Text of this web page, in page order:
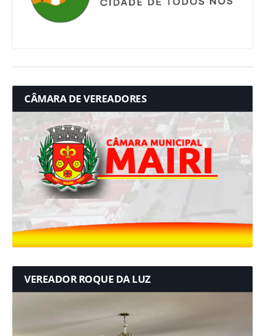
CÂMARA DE VEREADORES
VEREADOR ROQUE DA LUZ